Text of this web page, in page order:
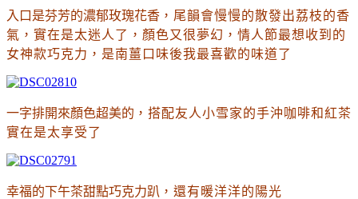
入口是芬芳的濃郁玫瑰花香 ，尾韻會慢慢的散發出荔枝的香
氣 ，實在是太迷人了 ，顏色又很夢幻 ，情人節最想收到的
女神款巧克力 ，是南薑口味後我最喜歡的味道了
一字排開來顏色超美的 ，搭配友人小雪家的手沖咖啡和紅茶
實在是太享受了
幸福的下午茶甜點巧克力趴 ，還有暖洋洋的陽光